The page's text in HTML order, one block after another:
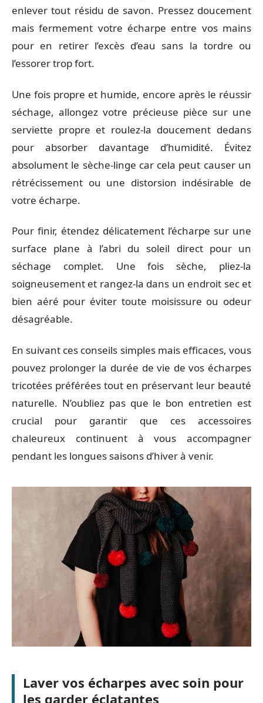
enlever tout résidu de savon. Pressez doucement
mais fermement votre écharpe entre vos mains
pour en retirer l’excès d’eau sans la tordre ou
l’essorer trop fort.
Une fois propre et humide, encore après le réussir
séchage, allongez votre précieuse pièce sur une
serviette propre et roulez-la doucement dedans
pour absorber davantage d’humidité. Évitez
absolument le sèche-linge car cela peut causer un
rétrécissement ou une distorsion indésirable de
votre écharpe.
Pour finir, étendez délicatement l’écharpe sur une
surface plane à l’abri du soleil direct pour un
séchage complet. Une fois sèche, pliez-la
soigneusement et rangez-la dans un endroit sec et
bien aéré pour éviter toute moisissure ou odeur
désagréable.
En suivant ces conseils simples mais efficaces, vous
pouvez prolonger la durée de vie de vos écharpes
tricotées préférées tout en préservant leur beauté
naturelle. N’oubliez pas que le bon entretien est
crucial pour garantir que ces accessoires
chaleureux continuent à vous accompagner
pendant les longues saisons d’hiver à venir.
Laver vos écharpes avec soin pour
les garder éclatantes